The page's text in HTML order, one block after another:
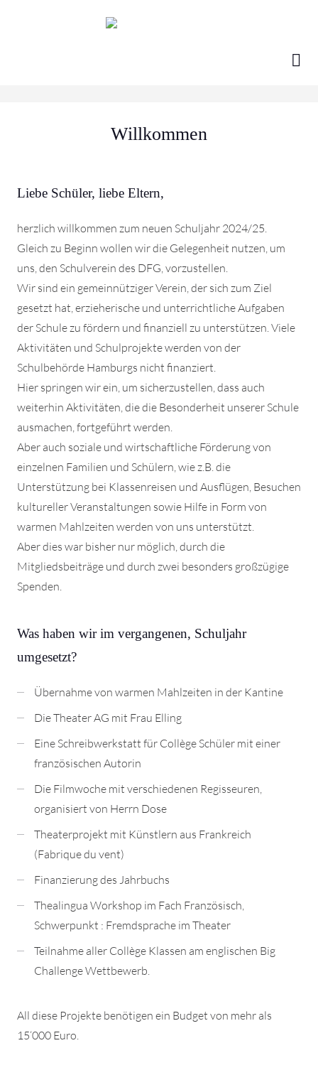
Willkommen
Liebe Schüler, liebe Eltern,
herzlich willkommen zum neuen Schuljahr 2024/25.
Gleich zu Beginn wollen wir die Gelegenheit nutzen, um
uns, den Schulverein des DFG, vorzustellen.
Wir sind ein gemeinnütziger Verein, der sich zum Ziel
gesetzt hat, erzieherische und unterrichtliche Aufgaben
der Schule zu fördern und finanziell zu unterstützen. Viele
Aktivitäten und Schulprojekte werden von der
Schulbehörde Hamburgs nicht finanziert.
Hier springen wir ein, um sicherzustellen, dass auch
weiterhin Aktivitäten, die die Besonderheit unserer Schule
ausmachen, fortgeführt werden.
Aber auch soziale und wirtschaftliche Förderung von
einzelnen Familien und Schülern, wie z.B. die
Unterstützung bei Klassenreisen und Ausflügen, Besuchen
kultureller Veranstaltungen sowie Hilfe in Form von
warmen Mahlzeiten werden von uns unterstützt.
Aber dies war bisher nur möglich, durch die
Mitgliedsbeiträge und durch zwei besonders großzügige
Spenden.
Was haben wir im vergangenen, Schuljahr
umgesetzt?
Übernahme von warmen Mahlzeiten in der Kantine
Die Theater AG mit Frau Elling
Eine Schreibwerkstatt für Collège Schüler mit einer
französischen Autorin
Die Filmwoche mit verschiedenen Regisseuren,
organisiert von Herrn Dose
Theaterprojekt mit Künstlern aus Frankreich
(Fabrique du vent)
Finanzierung des Jahrbuchs
Thealingua Workshop im Fach Französisch,
Schwerpunkt : Fremdsprache im Theater
Teilnahme aller Collège Klassen am englischen Big
Challenge Wettbewerb.
All diese Projekte benötigen ein Budget von mehr als
15‘000 Euro.